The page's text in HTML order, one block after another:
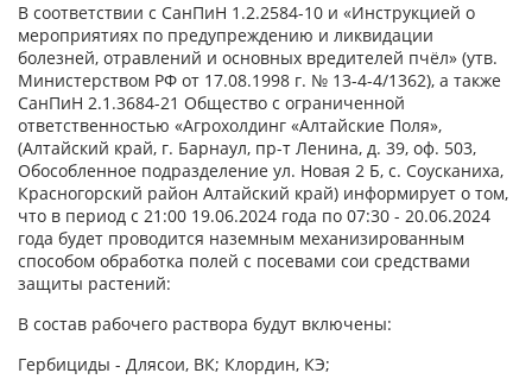
В соответствии с СанПиН 1.2.2584-10 и «Инструкцией о
мероприятиях по предупреждению и ликвидации
болезней, отравлений и основных вредителей пчёл» (утв.
Министерством РФ от 17.08.1998 г. № 13-4-4/1362), а также
СанПиН 2.1.3684-21 Общество с ограниченной
ответственностью «Агрохолдинг «Алтайские Поля»,
(Алтайский край, г. Барнаул, пр-т Ленина, д. 39, оф. 503,
Обособленное подразделение ул. Новая 2 Б, с. Соусканиха,
Красногорский район Алтайский край) информирует о том,
что в период с 21:00 19.06.2024 года по 07:30 - 20.06.2024
года будет проводится наземным механизированным
способом обработка полей с посевами сои средствами
защиты растений:
В состав рабочего раствора будут включены:
Гербициды - Длясои, ВК; Клордин, КЭ;